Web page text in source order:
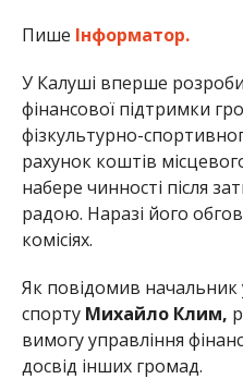
Пише Інформатор.
У Калуші вперше
фінансової підтримки
фізкультурно-
рахунок коштів
набере чинності після
радою. Наразі його
комісіях.
Як повідомив начальник
спорту Михайло Клим,
вимогу управління
досвід інших громад.